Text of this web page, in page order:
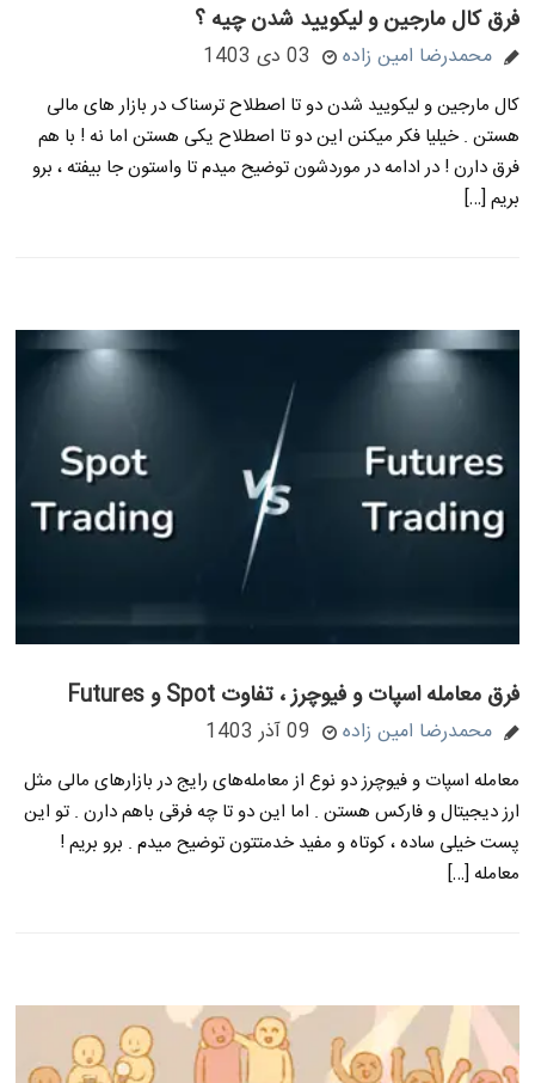
فرق کال مارجین و لیکویید شدن چیه ؟
محمدرضا امین زاده 03 دی 1403
کال مارجین و لیکویید شدن دو تا اصطلاح ترسناک در بازار های مالی
هستن . خیلیا فکر میکنن این دو تا اصطلاح یکی هستن اما نه ! با هم
فرق دارن ! در ادامه در موردشون توضیح میدم تا واستون جا بیفته ، برو
بریم […]
فرق معامله اسپات و فیوچرز ، تفاوت Spot و Futures
محمدرضا امین زاده 09 آذر 1403
معامله اسپات و فیوچرز دو نوع از معامله‌های رایج در بازارهای مالی مثل
ارز دیجیتال و فارکس هستن . اما این دو تا چه فرقی باهم دارن . تو این
پست خیلی ساده ، کوتاه و مفید خدمتتون توضیح میدم . برو بریم !
معامله […]